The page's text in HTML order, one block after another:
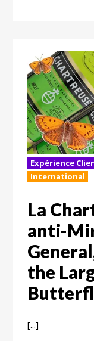
Expérience
International
La
anti-
the
[...]